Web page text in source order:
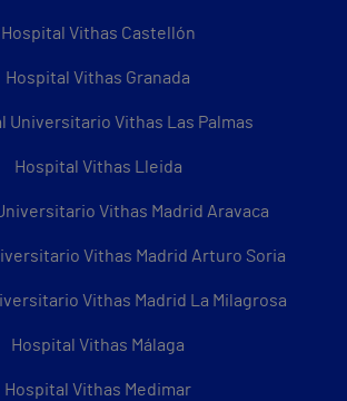
Hospital Vithas Castellón
Hospital Vithas Granada
Universitario Vithas Las Palmas
Hospital Vithas Lleida
Vithas Madrid Aravaca
Vithas Madrid Arturo Soria
Vithas Madrid La Milagrosa
Hospital Vithas Málaga
Hospital Vithas Medimar